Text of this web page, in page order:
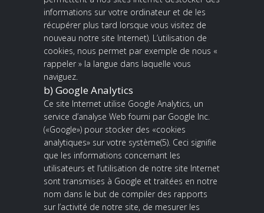
informations sur votre ordinateur et de les
récupérer plus tard lorsque vous visitez de
nouveau notre site Internet). L’utilisation de
cookies, nous permet par exemple de nous «
rappeler » la langue dans laquelle vous
naviguez.
b) Google Analytics
Ce site Internet utilise Google Analytics, un
service d’analyse Web fourni par Google Inc.
(«Google») pour stocker des «cookies
analytiques» sur votre système(5). Ceci signifie
que les informations concernant les
utilisateurs et l’utilisation de notre site Internet
sont transmises à Google et traitées en notre
nom dans le but de compiler des rapports
sur l’activité de notre site, de mesurer les